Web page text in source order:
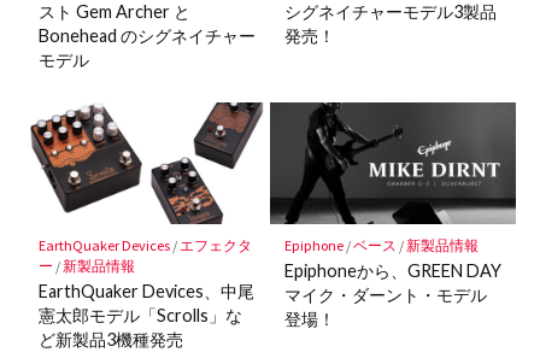
スト Gem Archer と
Bonehead のシグネイチャー
モデル
シグネイチャーモデル3製品
発売！
EarthQuaker Devices/ エフェクタ
ー /新製品情報
EarthQuaker Devices、中尾
憲太郎モデル「Scrolls」な
ど新製品3機種発売
Epiphone/ベース /新製品情報
Epiphoneから、GREEN DAY
マイク・ダーント・モデル
登場！